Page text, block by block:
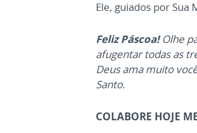
Ele, guiados por Sua
Feliz Páscoa!Olhe
afugentar todas as
Deus ama muito
Santo.
COLABORE HOJE